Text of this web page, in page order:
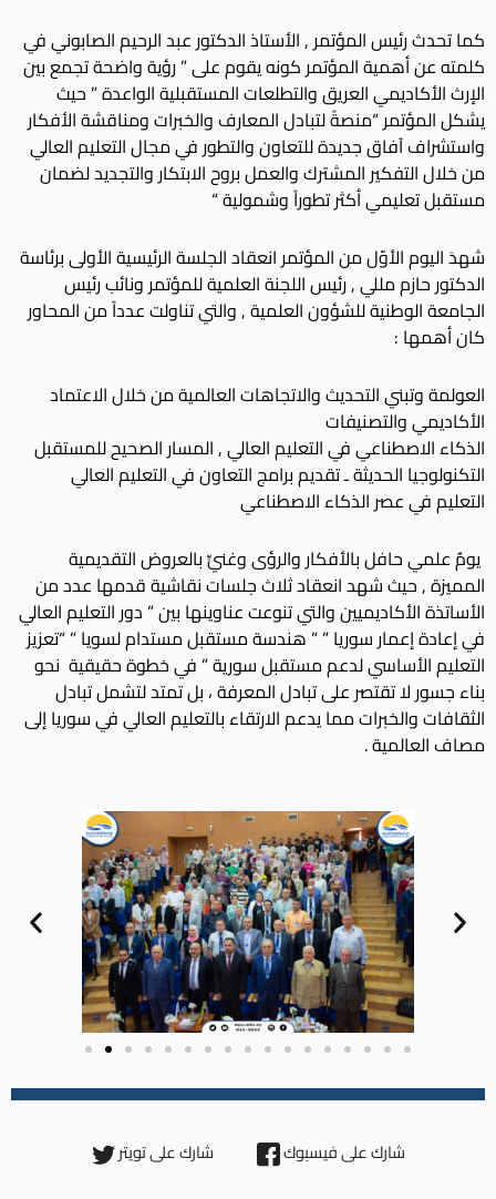
كما تحدث رئيس المؤتمر , الأستاذ الدكتور عبد الرحيم الصابوني في
كلمته عن أهمية المؤتمر كونه يقوم على ” رؤية واضحة تجمع بين
الإرث الأكاديمي العريق والتطلعات المستقبلية الواعدة ” حيث
يشكل المؤتمر “منصةً لتبادل المعارف والخبرات ومناقشة الأفكار
واستشراف آفاق جديدة للتعاون والتطور في مجال التعليم العالي
من خلال التفكير المشترك والعمل بروح الابتكار والتجديد لضمان
مستقبل تعليمي أكثر تطوراً وشمولية “
شهدَ اليوم الأوّل من المؤتمر انعقاد الجلسة الرئيسية الأولى برئاسة
الدكتور حازم مللي , رئيس اللجنة العلمية للمؤتمر ونائب رئيس
الجامعة الوطنية للشؤون العلمية , والتي تناولت عدداً من المحاور
كان أهمها :
العولمة وتبني التحديث والاتجاهات العالمية من خلال الاعتماد
الأكاديمي والتصنيفات
الذكاء الاصطناعي في التعليم العالي , المسار الصحيح للمستقبل
التكنولوجيا الحديثة ـ تقديم برامج التعاون في التعليم العالي
التعليم في عصر الذكاء الاصطناعي
يومٌ علمي حافل بالأفكار والرؤى وغنيٍّ بالعروض التقديمية
المميزة , حيث شهد انعقاد ثلاث جلسات نقاشية قدمها عدد من
الأساتذة الأكاديميين والتي تنوعت عناوينها بين ” دور التعليم العالي
في إعادة إعمار سوريا ” ” هندسة مستقبل مستدام لسويا ” “تعزيز
التعليم الأساسي لدعم مستقبل سورية ” في خطوة حقيقية نحو
بناء جسور لا تقتصر على تبادل المعرفة ، بل تمتد لتشمل تبادل
الثقافات والخبرات مما يدعم الارتقاء بالتعليم العالي في سوريا إلى
مصاف العالمية .
شارك على فيسبوك شارك على تويتر